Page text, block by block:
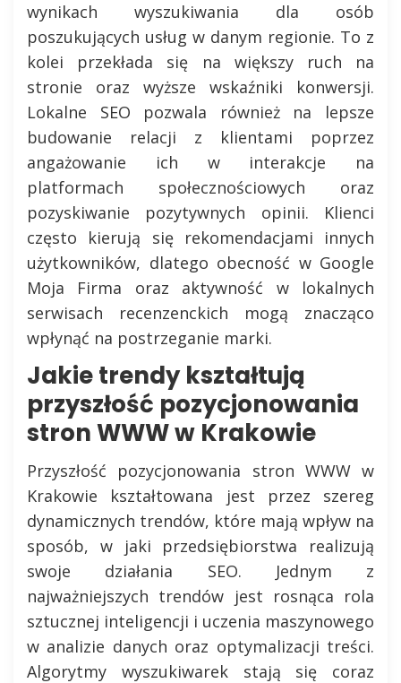
wynikach wyszukiwania dla osób
poszukujących usług w danym regionie. To z
kolei przekłada się na większy ruch na
stronie oraz wyższe wskaźniki konwersji.
Lokalne SEO pozwala również na lepsze
budowanie relacji z klientami poprzez
angażowanie ich w interakcje na
platformach społecznościowych oraz
pozyskiwanie pozytywnych opinii. Klienci
często kierują się rekomendacjami innych
użytkowników, dlatego obecność w Google
Moja Firma oraz aktywność w lokalnych
serwisach recenzenckich mogą znacząco
wpłynąć na postrzeganie marki.
Jakie trendy kształtują
przyszłość pozycjonowania
stron WWW w Krakowie
Przyszłość pozycjonowania stron WWW w
Krakowie kształtowana jest przez szereg
dynamicznych trendów, które mają wpływ na
sposób, w jaki przedsiębiorstwa realizują
swoje działania SEO. Jednym z
najważniejszych trendów jest rosnąca rola
sztucznej inteligencji i uczenia maszynowego
w analizie danych oraz optymalizacji treści.
Algorytmy wyszukiwarek stają się coraz